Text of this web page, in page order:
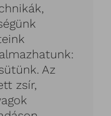
Az
zsír,